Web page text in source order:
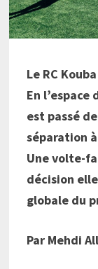
Le RC
En
est passé
séparation
Une volte-
décision
globale du
Par Mehdi